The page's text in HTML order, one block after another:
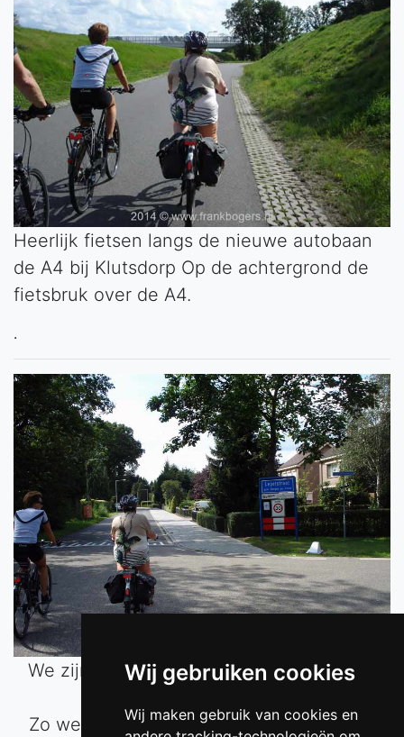
Wij gebruiken cookies
Wij maken gebruik van cookies en
Heerlijk fietsen langs de nieuwe autobaan
de A4 bij Klutsdorp Op de achtergrond de
fietsbruk over de A4.
.
We zijn weer veilig thuis gekomen in ons
Zo we zijn weer op stap geweest met de